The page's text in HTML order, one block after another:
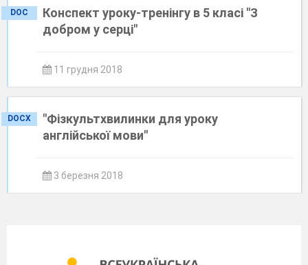
DOC
Конспект уроку-тренінгу в 5 класі "З
добром у серці"
11 грудня 2018
DOCX
"Фізкультхвилинки для уроку
англійської мови"
3 березня 2018